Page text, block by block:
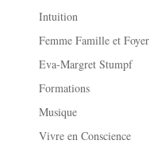
Intuition
Femme Famille et Foyer
Eva-Margret Stumpf
Formations
Musique
Vivre en Conscience